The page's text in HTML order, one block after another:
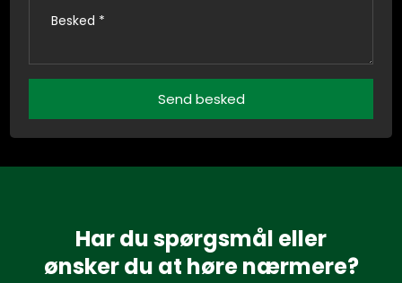
Har du spørgsmål eller
​ønsker du at høre nærmere?